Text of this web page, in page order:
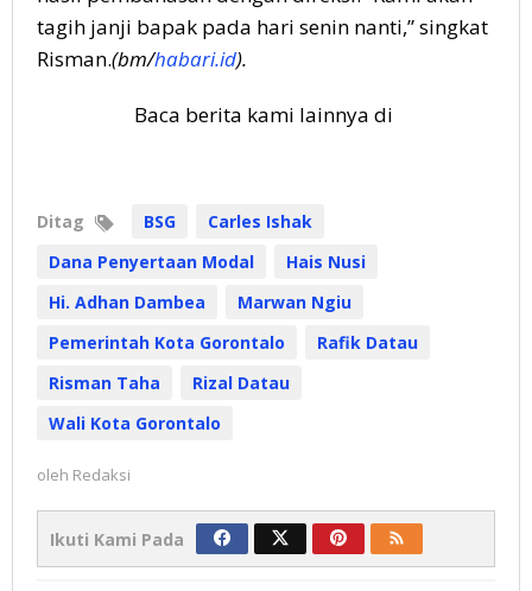
tagih janji bapak pada hari senin nanti,” singkat
Risman.(bm/habari.id).
Baca berita kami lainnya di
Ditag BSG
Carles Ishak
Dana Penyertaan Modal
Hais Nusi
Hi. Adhan Dambea
Marwan Ngiu
Pemerintah Kota Gorontalo
Rafik Datau
Risman Taha
Rizal Datau
Wali Kota Gorontalo
oleh Redaksi
Ikuti Kami Pada